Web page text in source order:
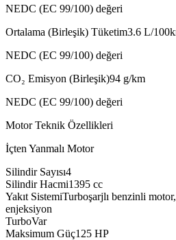
NEDC (EC 99/100) değeri
Ortalama (Birleşik) Tüketim3.6 L/
NEDC (EC 99/100) değeri
CO₂ Emisyon (Birleşik)94 g/km
NEDC (EC 99/100) değeri
Motor Teknik Özellikleri
İçten Yanmalı Motor
Silindir Sayısı4
Silindir Hacmi1395 cc
Yakıt SistemiTurboşarjlı benzinli
enjeksiyon
TurboVar
Maksimum Güç125 HP